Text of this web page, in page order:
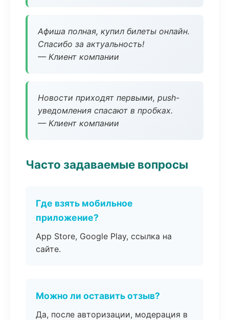
Афиша полная, купил билеты онлайн.
Спасибо за актуальность!
— Клиент компании
Новости приходят первыми, push-
уведомления спасают в пробках.
— Клиент компании
Часто задаваемые вопросы
Где взять мобильное
приложение?
App Store, Google Play, ссылка на
сайте.
Можно ли оставить отзыв?
Да, после авторизации, модерация в